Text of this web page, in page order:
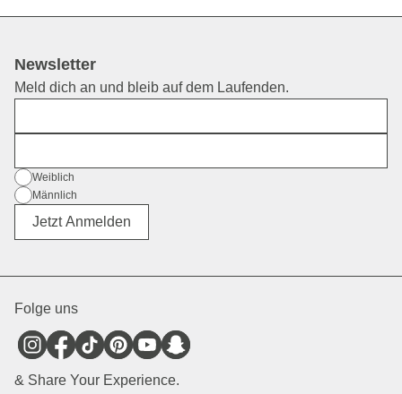
hierfür dasKapten & Son Retourenportal. Bitte beachte, dass
du ebenfalls nur im Ladengeschäft umtauschen.
Newsletter
Meld dich an und bleib auf dem Laufenden.
Geschlecht
Weiblich
Männlich
Jetzt Anmelden
Folge uns
& Share Your Experience.